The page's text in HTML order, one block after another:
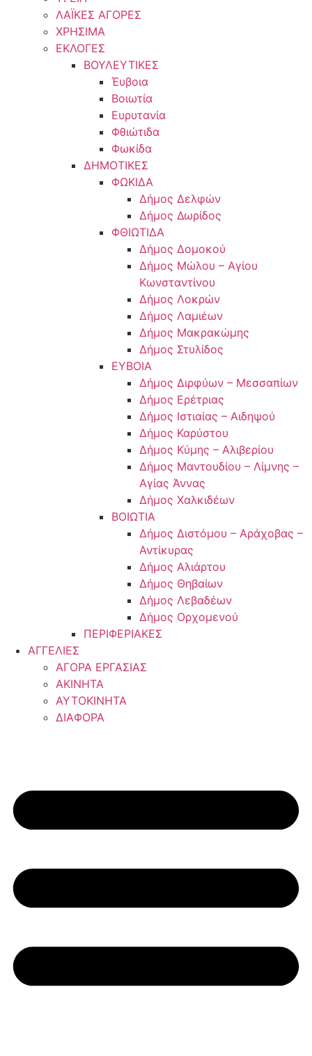
ΛΑΪΚΕΣ ΑΓΟΡΕΣ
ΧΡΗΣΙΜΑ
ΕΚΛΟΓΕΣ
ΒΟΥΛΕΥΤΙΚΕΣ
Έυβοια
Βοιωτία
Ευρυτανία
Φθιώτιδα
Φωκίδα
ΔΗΜΟΤΙΚΕΣ
ΦΩΚΙΔΑ
Δήμος Δελφών
Δήμος Δωρίδος
ΦΘΙΩΤΙΔΑ
Δήμος Δομοκού
Δήμος Μώλου – Αγίου
Κωνσταντίνου
Δήμος Λοκρών
Δήμος Λαμιέων
Δήμος Μακρακώμης
Δήμος Στυλίδος
ΕΥΒΟΙΑ
Δήμος Διρφύων – Μεσσαπίων
Δήμος Ερέτριας
Δήμος Ιστιαίας – Αιδηψού
Δήμος Καρύστου
Δήμος Κύμης – Αλιβερίου
Δήμος Μαντουδίου – Λίμνης –
Αγίας Άννας
Δήμος Χαλκιδέων
ΒΟΙΩΤΙΑ
Δήμος Διστόμου – Αράχοβας –
Αντίκυρας
Δήμος Αλιάρτου
Δήμος Θηβαίων
Δήμος Λεβαδέων
Δήμος Ορχομενού
ΠΕΡΙΦΕΡΙΑΚΕΣ
ΑΓΓΕΛΙΕΣ
ΑΓΟΡΑ ΕΡΓΑΣΙΑΣ
ΑΚΙΝΗΤΑ
ΑΥΤΟΚΙΝΗΤΑ
ΔΙΑΦΟΡΑ